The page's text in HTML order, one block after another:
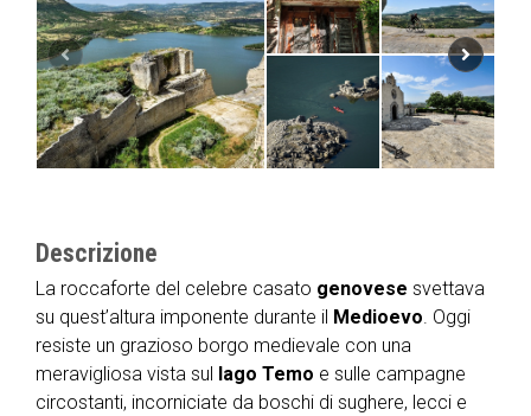
Descrizione
La roccaforte del celebre casato genovese svettava
su quest’altura imponente durante il Medioevo. Oggi
resiste un grazioso borgo medievale con una
meravigliosa vista sul lago Temo e sulle campagne
circostanti, incorniciate da boschi di sughere, lecci e